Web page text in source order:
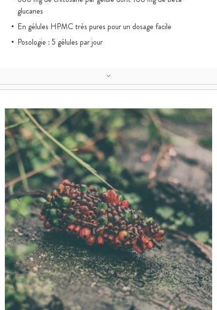
glucanes
En gélules HPMC très pures pour un dosage facile
Posologie : 5 gélules par jour